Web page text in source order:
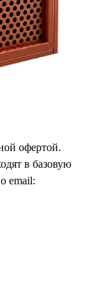
офертой.
в базовую
email: